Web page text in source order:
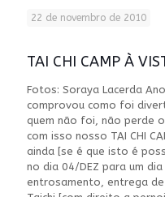
22 de novembro de 2010
TAI CHI CAMP À
Fotos: Soraya Lacerda
comprovou como foi
quem não foi, não perde
com isso nosso TAI CHI
ainda [se é que isto é
no dia 04/DEZ para um
entrosamento, entrega